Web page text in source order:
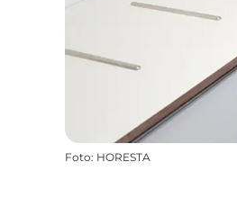
Foto: HORESTA